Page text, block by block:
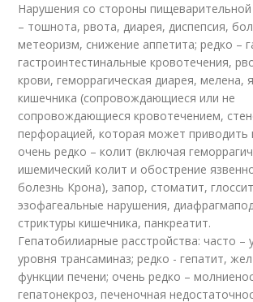
Нарушения со стороны
– тошнота, рвота, диарея, диспепсия,
метеоризм, снижение аппетита; редко –
гастроинтестинальные кровотечения,
крови, геморрагическая диарея, мелена,
кишечника (сопровождающиеся или не
сопровождающиеся кровотечением,
перфорацией, которая может приводить
очень редко – колит (включая
ишемический колит и обострение
болезнь Крона), запор, стоматит,
эзофагеальные нарушения,
стриктуры кишечника, панкреатит.
Гепатобилиарные расстройства: часто –
уровня трансаминаз; редко - гепатит,
функции печени; очень редко –
гепатонекроз, печеночная